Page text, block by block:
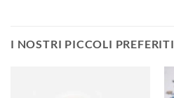
I NOSTRI PICCOLI PREFERITI